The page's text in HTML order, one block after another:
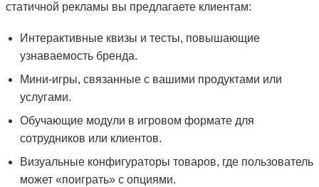
статичной рекламы вы предлагаете клиентам:
Интерактивные квизы и тесты, повышающие
узнаваемость бренда.
Мини-игры, связанные с вашими продуктами или
услугами.
Обучающие модули в игровом формате для
сотрудников или клиентов.
Визуальные конфигураторы товаров, где пользователь
может «поиграть» с опциями.